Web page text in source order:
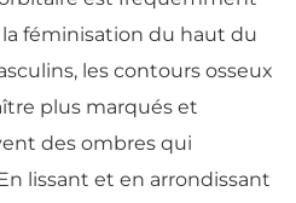
féminisation du haut du
les contours osseux
plus marqués et
des ombres qui
lissant et en arrondissant